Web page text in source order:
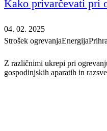
Kako privarčevati pri
04. 02. 2025
Strošek ogrevanjaEnergija
Z različnimi ukrepi pri
gospodinjskih aparatih in